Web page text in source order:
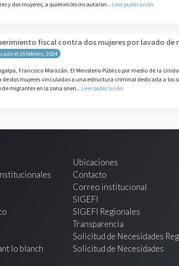
y dos mujeres, a quienes les incautaron... Leer publicación
fiscal contra dos mujeres por lavado de
el 26 febrero, 2024
Francisco Morazán. El Ministerio Público por medio de la
de dos mujeres vinculadas a una estructura criminal dedicada a los
de migrantes en la zona orien... Leer publicación
lo blanch
Ubicaciones
Contacto
Correo institucional
SIGEFI
SIGEFI Regionales
Transparencia
Solicitud de Necesidades
Solicitud de Necesidades